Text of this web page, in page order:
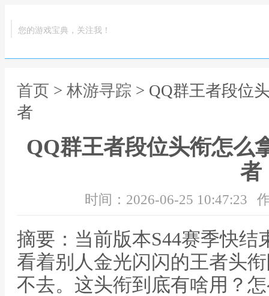
您的游戏宝典，关注我！
首页 > 林游寻踪 > QQ群王者段位
者
QQ群王者段位头衔怎么
者
时间：2026-06-25 10:47:23
摘要：当前版本S44赛季快结
看着别人金光闪闪的王者头
不去。这头衔到底有啥用？